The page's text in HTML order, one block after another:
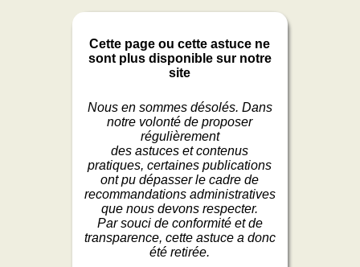
Cette page ou cette astuce ne
sont plus disponible sur notre
site
Nous en sommes désolés. Dans
notre volonté de proposer
régulièrement
des astuces et contenus
pratiques, certaines publications
ont pu dépasser le cadre de
recommandations administratives
que nous devons respecter.
Par souci de conformité et de
transparence, cette astuce a donc
été retirée.